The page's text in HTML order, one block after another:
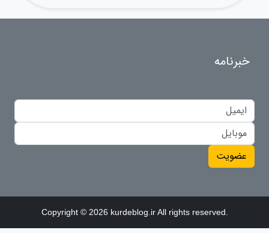
خبرنامه
عضویت
Copyright © 2026 kurdeblog.ir All rights reserved.